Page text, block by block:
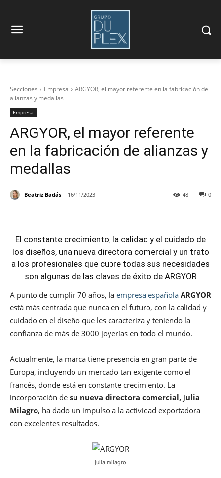
Secciones Empresa
ARGYOR, el mayor referente en la fabricación de
alianzas y medallas
Empresa
ARGYOR, el mayor referente
en la fabricación de alianzas y
medallas
Beatriz Badás 16/11/2023 0
48
El constante crecimiento, la calidad y el cuidado de
los diseños, una nueva directora comercial y un trato
a los profesionales que cubre todas sus necesidades
son algunas de las claves de éxito de ARGYOR
A punto de cumplir 70 años, la empresa española ARGYOR
está más centrada que nunca en el futuro, con la calidad y
cuidado en el diseño que les caracteriza y teniendo la
confianza de más de 3000 joyerías en todo el mundo.
Actualmente, la marca tiene presencia en gran parte de
Europa, incluyendo un mercado tan exigente como el
francés, donde está en constante crecimiento. La
incorporación de su nueva directora comercial, Julia
Milagro, ha dado un impulso a la actividad exportadora
con excelentes resultados.
julia milagro